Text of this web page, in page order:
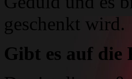
geschenkt wird.
Gibt es auf